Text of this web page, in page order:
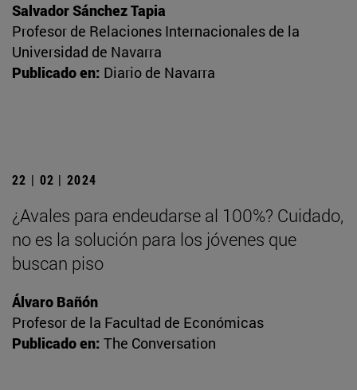
Salvador Sánchez Tapia
Profesor de Relaciones Internacionales de la
Universidad de Navarra
Publicado en: Diario de Navarra
22 | 02 | 2024
¿Avales para endeudarse al 100%? Cuidado,
no es la solución para los jóvenes que
buscan piso
Álvaro Bañón
Profesor de la Facultad de Económicas
Publicado en: The Conversation